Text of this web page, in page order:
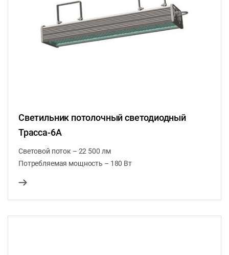
Светильник потолочный светодиодный
Трасса-6А
Световой поток – 22 500 лм
Потребляемая мощность – 180 Вт